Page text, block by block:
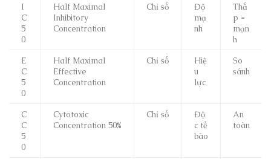
I
C
5
0
Half Maximal
Inhibitory
Concentration
Chỉ số
Độ
mạ
nh
Thấ
p =
mạn
h
E
C
5
0
Half Maximal
Effective
Concentration
Chỉ số
Hiệ
u
lực
So
sánh
C
C
5
0
Cytotoxic
Concentration 50%
Chỉ số
Độ
c tế
bào
An
toàn